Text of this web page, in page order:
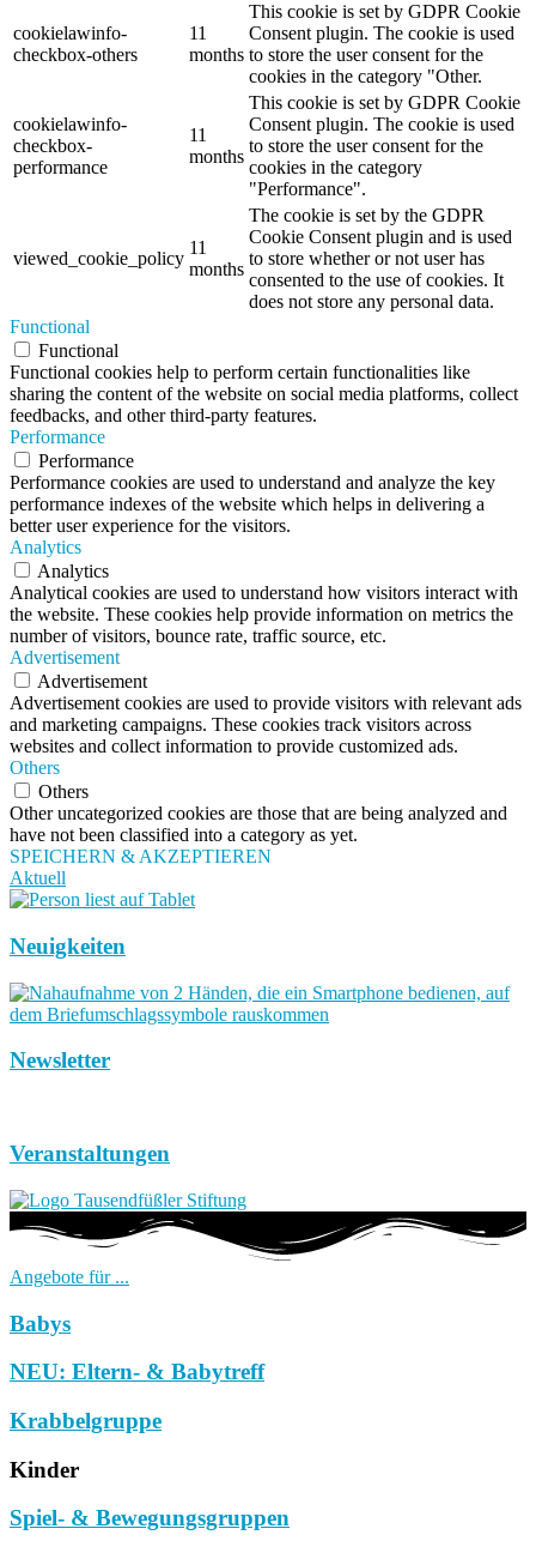
cookielawinfo-
checkbox-others
11
months
This cookie is set by GDPR Cookie
Consent plugin. The cookie is used
to store the user consent for the
cookies in the category "Other.
cookielawinfo-
checkbox-
performance
11
months
This cookie is set by GDPR Cookie
Consent plugin. The cookie is used
to store the user consent for the
cookies in the category
"Performance".
viewed_cookie_policy
11
months
The cookie is set by the GDPR
Cookie Consent plugin and is used
to store whether or not user has
consented to the use of cookies. It
does not store any personal data.
Functional
Functional
Functional cookies help to perform certain functionalities like
sharing the content of the website on social media platforms, collect
feedbacks, and other third-party features.
Performance
Performance
Performance cookies are used to understand and analyze the key
performance indexes of the website which helps in delivering a
better user experience for the visitors.
Analytics
Analytics
Analytical cookies are used to understand how visitors interact with
the website. These cookies help provide information on metrics the
number of visitors, bounce rate, traffic source, etc.
Advertisement
Advertisement
Advertisement cookies are used to provide visitors with relevant ads
and marketing campaigns. These cookies track visitors across
websites and collect information to provide customized ads.
Others
Others
Other uncategorized cookies are those that are being analyzed and
have not been classified into a category as yet.
SPEICHERN & AKZEPTIEREN
Aktuell
Neuigkeiten
Newsletter
Veranstaltungen
Angebote für ...
Babys
NEU: Eltern- & Babytreff
Krabbelgruppe
Kinder
Spiel- & Bewegungsgruppen